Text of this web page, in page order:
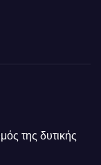
της δυτικής